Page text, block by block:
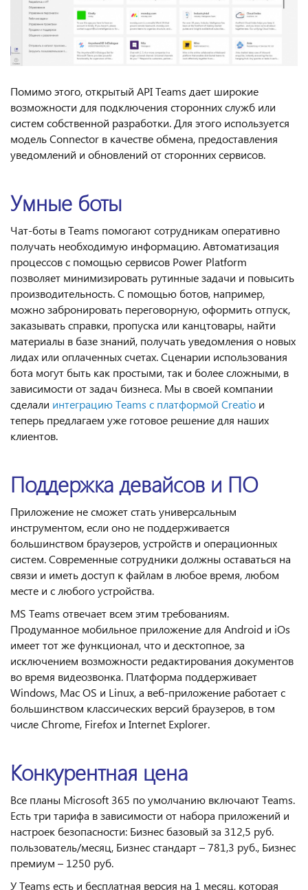
Помимо этого, открытый API Teams дает широкие
возможности для подключения сторонних служб или
систем собственной разработки. Для этого используется
модель Connector в качестве обмена, предоставления
уведомлений и обновлений от сторонних сервисов.
Умные боты
Чат-боты в Teams помогают сотрудникам оперативно
получать необходимую информацию. Автоматизация
процессов с помощью сервисов Power Platform
позволяет минимизировать рутинные задачи и повысить
производительность. С помощью ботов, например,
можно забронировать переговорную, оформить отпуск,
заказывать справки, пропуска или канцтовары, найти
материалы в базе знаний, получать уведомления о новых
лидах или оплаченных счетах. Сценарии использования
бота могут быть как простыми, так и более сложными, в
зависимости от задач бизнеса. Мы в своей компании
сделали интеграцию Teams c платформой Creatio и
теперь предлагаем уже готовое решение для наших
клиентов.
Поддержка девайсов и ПО
Приложение не сможет стать универсальным
инструментом, если оно не поддерживается
большинством браузеров, устройств и операционных
систем. Современные сотрудники должны оставаться на
связи и иметь доступ к файлам в любое время, любом
месте и с любого устройства.
MS Teams отвечает всем этим требованиям.
Продуманное мобильное приложение для Android и iOs
имеет тот же функционал, что и десктопное, за
исключением возможности редактирования документов
во время видеозвонка. Платформа поддерживает
Windows, Mac OS и Linux, а веб-приложение работает с
большинством классических версий браузеров, в том
числе Chrome, Firefox и Internet Explorer.
Конкурентная цена
Все планы Microsoft 365 по умолчанию включают Teams.
Есть три тарифа в зависимости от набора приложений и
настроек безопасности: Бизнес базовый за 312,5 руб.
пользователь/месяц, Бизнес стандарт – 781,3 руб., Бизнес
премиум – 1250 руб.
У Teams есть и бесплатная версия на 1 месяц, которая